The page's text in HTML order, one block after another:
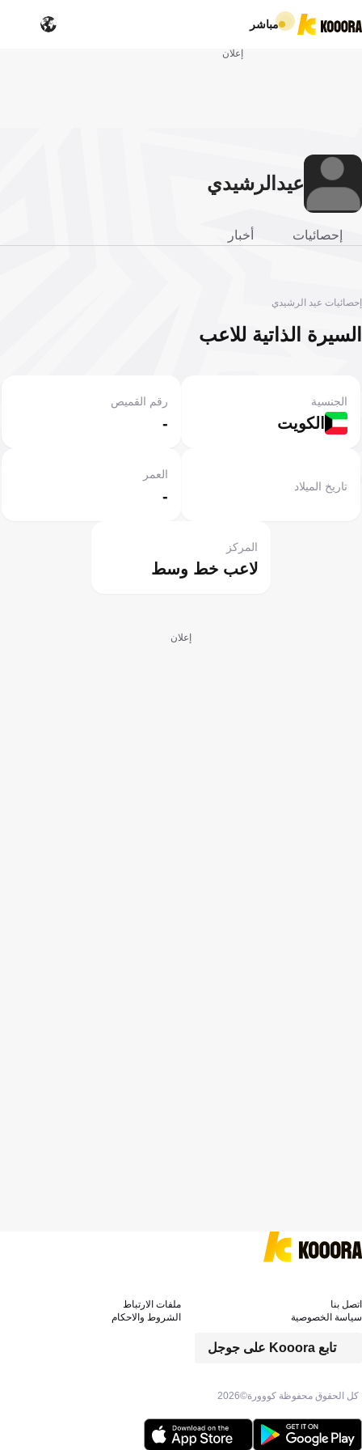
مباشر
إعلان
عيد الرشيدي
إحصائيات أخبار
إحصائيات عيد الرشيدي
السيرة الذاتية للاعب
الكويت
الجنسية
-
رقم القميص
تاريخ الميلاد
-
العمر
لاعب خط وسط
المركز
إعلان
كل الحقوق محفوظة كووورة©2026
تابع Kooora على جوجل
اتصل بنا
ملفات الارتباط
سياسة الخصوصية
الشروط والاحكام